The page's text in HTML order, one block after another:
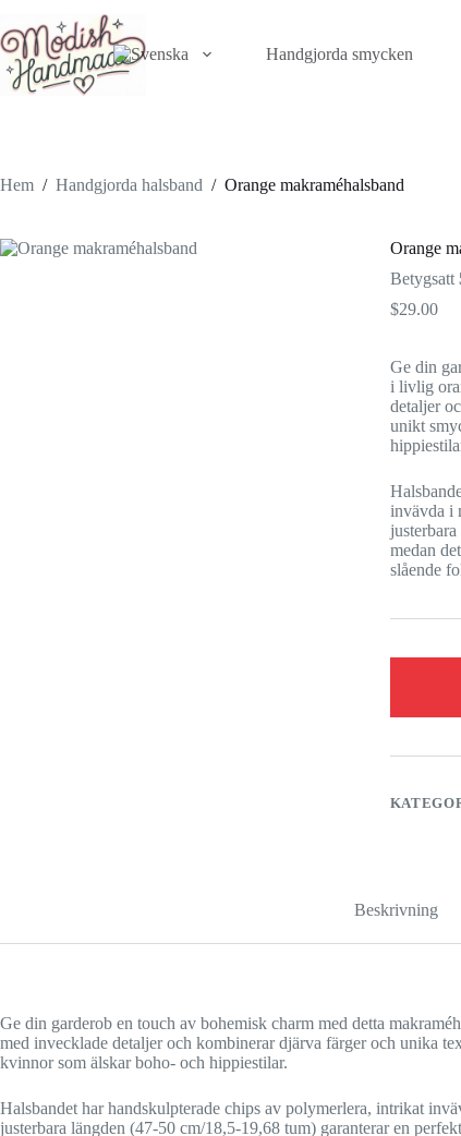
till
innehåll
Handgjorda smycken
Hem / Handgjorda halsband / Orange makraméhalsband
Orange
Betygsatt
$29.00
Ge din
i livlig
detaljer
unikt
invävda i
medan
slående
Beskrivning
Ge din garderob en touch av bohemisk charm med detta
med invecklade detaljer och kombinerar djärva färger och unika
kvinnor som älskar boho- och hippiestilar.
Halsbandet har handskulpterade chips av polymerlera, intrikat
justerbara längden (47-50 cm/18,5-19,68 tum) garanterar en